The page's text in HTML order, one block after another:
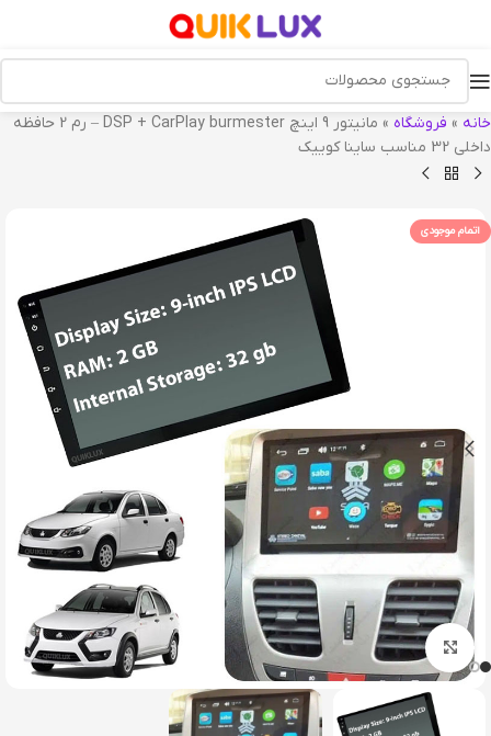
خانه » فروشگاه »
مانیتور 9 اینچ DSP + CarPlay burmester – رم 2 حافظه
داخلی 32 مناسب ساینا کوییک
اتمام موجودی
بزرگنمایی تصویر